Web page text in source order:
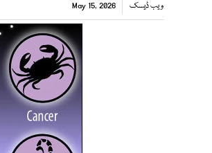
ویب ڈیسک May 15, 2026